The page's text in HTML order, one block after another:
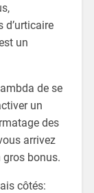
d’urticaire
un
de se
un
des
arrivez
gros bonus.
côtés: